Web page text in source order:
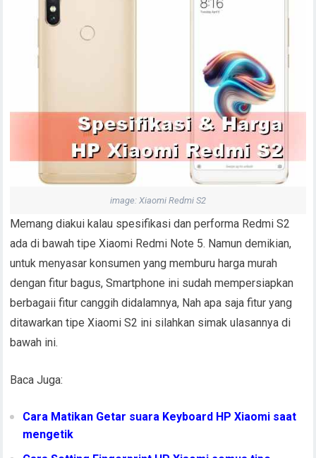
image: Xiaomi Redmi S2
Memang diakui kalau spesifikasi dan performa Redmi S2
ada di bawah tipe Xiaomi Redmi Note 5. Namun demikian,
untuk menyasar konsumen yang memburu harga murah
dengan fitur bagus, Smartphone ini sudah mempersiapkan
berbagaii fitur canggih didalamnya, Nah apa saja fitur yang
ditawarkan tipe Xiaomi S2 ini silahkan simak ulasannya di
bawah ini.
Baca Juga:
Cara Matikan Getar suara Keyboard HP Xiaomi saat
mengetik